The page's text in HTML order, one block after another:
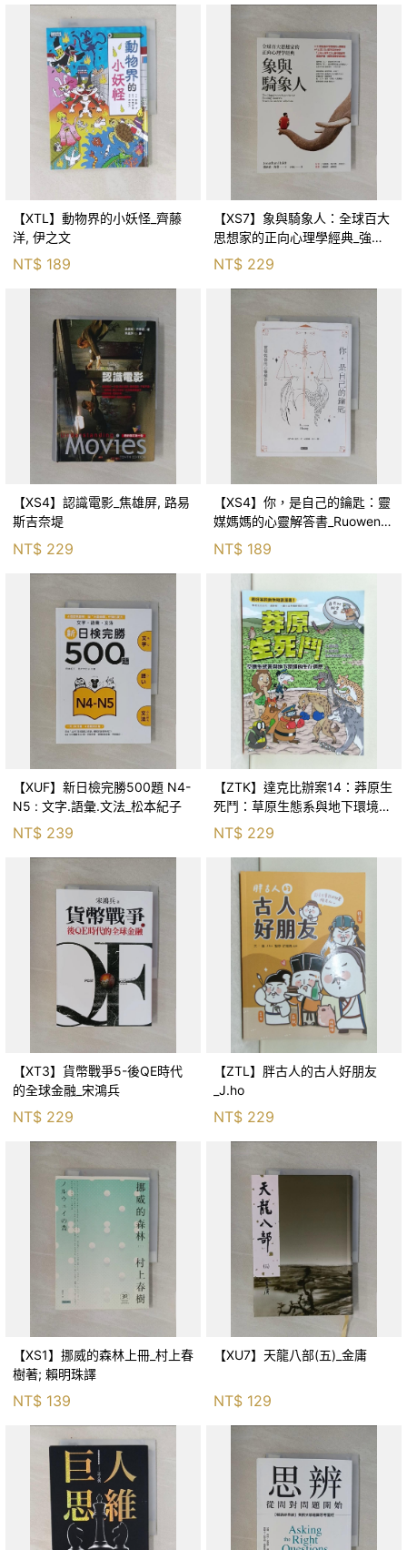
【XTL】動物界的小妖怪_齊藤
洋, 伊之文
NT$ 189
【XS7】象與騎象人：全球百大
思想家的正向心理學經典_強納
森．海德, 李靜瑤
NT$ 229
【XS4】認識電影_焦雄屏, 路易
斯吉奈堤
NT$ 229
【XS4】你，是自己的鑰匙：靈
媒媽媽的心靈解答書_Ruowen
Huang
NT$ 189
【XUF】新日檢完勝500題 N4-
N5 : 文字.語彙.文法_松本紀子
NT$ 239
【ZTK】達克比辦案14：莽原生
死鬥：草原生態系與地下環境的
生存適應_柯智元
NT$ 229
【XT3】貨幣戰爭5-後QE時代
的全球金融_宋鴻兵
NT$ 229
【ZTL】胖古人的古人好朋友
_J.ho
NT$ 229
【XS1】挪威的森林上冊_村上春
樹著; 賴明珠譯
NT$ 139
【XU7】天龍八部(五)_金庸
NT$ 129